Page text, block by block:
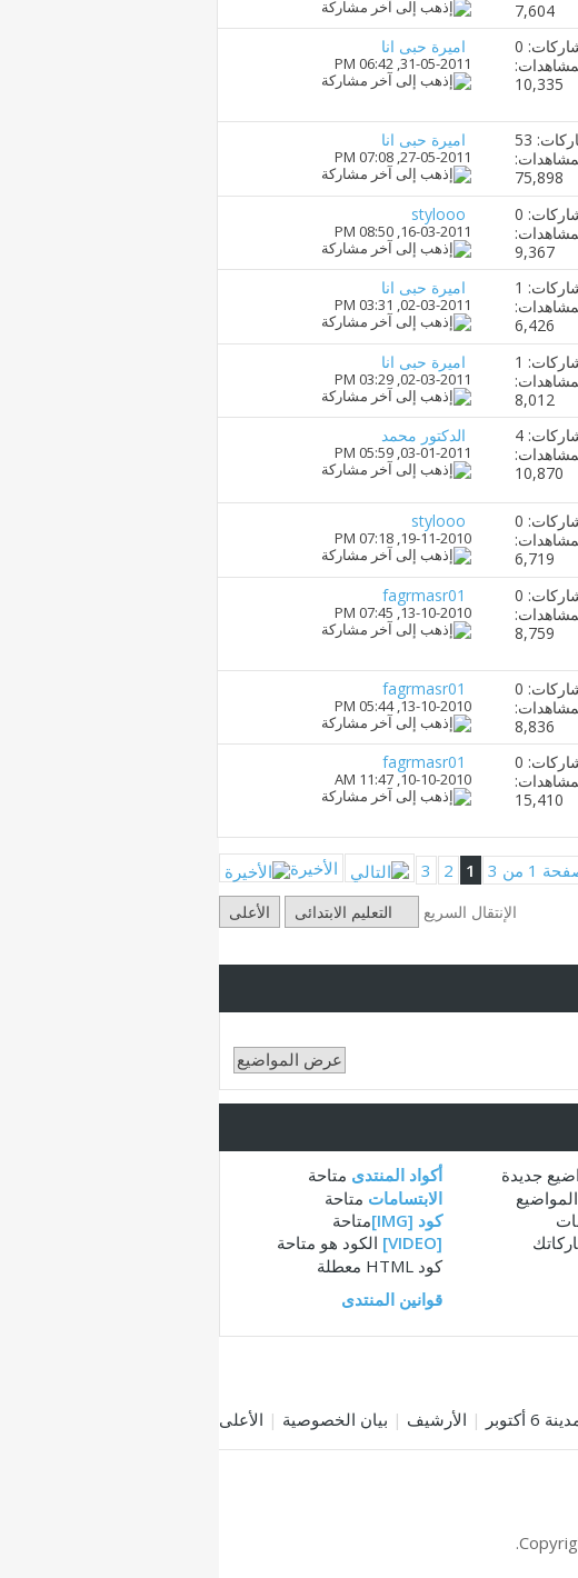
7,604
0
10,335
اميرة حبى انا
31-05-2011,
06:42 PM
53
75,898
اميرة حبى انا
27-05-2011,
07:08 PM
0
9,367
stylooo
16-03-2011,
08:50 PM
1
6,426
اميرة حبى انا
02-03-2011,
03:31 PM
1
8,012
اميرة حبى انا
02-03-2011,
03:29 PM
4
10,870
الدكتور محمد
03-01-2011,
05:59 PM
0
6,719
stylooo
19-11-2010,
07:18 PM
0
8,759
fagrmasr01
13-10-2010,
07:45 PM
0
8,836
fagrmasr01
13-10-2010,
05:44 PM
0
15,410
fagrmasr01
10-10-2010,
11:47 AM
1 من 3 1
2
3 الأخيرة
الإنتقال السريع التعليم الابتدائى الأعلى
جديدة
أكواد المنتدى متاحة
الابتسامات متاحة
كود [IMG]
متاحة
[VIDEO]
الكود هو متاحة
كود HTML
معطلة
قوانين المنتدى
أكتوبر | الأرشيف | بيان الخصوصية | الأعلى